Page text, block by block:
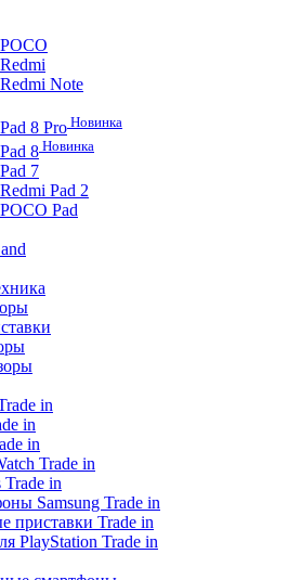
Note
8 Pro Новинка
8 Новинка
7
Pad 2
Pad
in
in
in
Trade in
Trade in
Samsung Trade in
приставки Trade in
PlayStation Trade in